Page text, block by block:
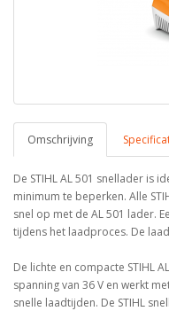
Omschrijving
De STIHL AL 501 snellader is
minimum te beperken. Alle
snel op met de AL 501 lader.
tijdens het laadproces. De
De lichte en compacte STIHL
spanning van 36 V en werkt
snelle laadtijden. De STIHL